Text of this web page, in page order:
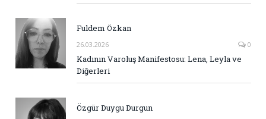
Fuldem Özkan
26.03.2026 0
Kadının Varoluş Manifestosu: Lena, Leyla ve
Diğerleri
Özgür Duygu Durgun